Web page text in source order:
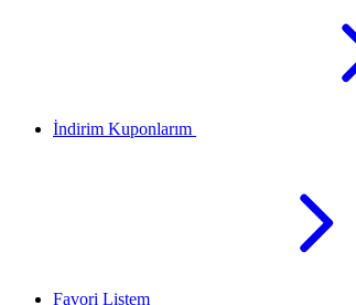
İndirim Kuponlarım
Favori Listem